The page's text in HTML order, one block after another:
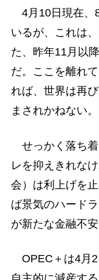
4月10日現在、
いるが、これは
た、昨年11月以
だ。ここを離れ
れば、世界は再
まされかねない。
せっかく落ち着
レを抑えきれな
会）は利上げを
ば景気のハード
が新たな金融不
OPEC＋は4月2